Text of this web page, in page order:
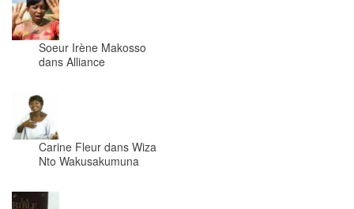
Soeur Irène Makosso
dans Alliance
Carine Fleur dans Wiza
Nto Wakusakumuna